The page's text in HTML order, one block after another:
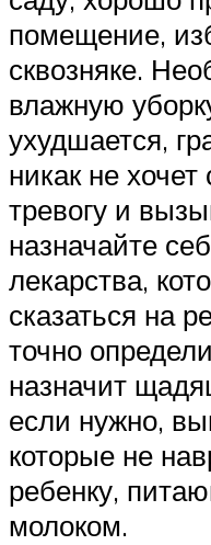
помещение,
сквозняке.
влажную
ухудшается,
никак не
тревогу и
назначайте
лекарства,
сказаться на
точно
назначит
если нужно,
которые не
ребенку,
молоком.